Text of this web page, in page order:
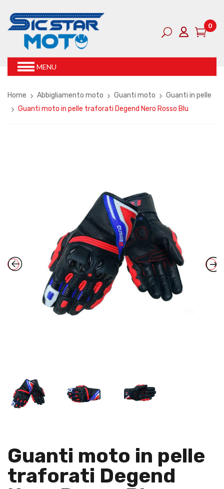
0
MENU
Home Abbigliamento moto Guanti moto
Guanti in pelle
Guanti moto in pelle traforati Degend Nero Rosso Blu
Guanti moto in pelle
traforati Degend